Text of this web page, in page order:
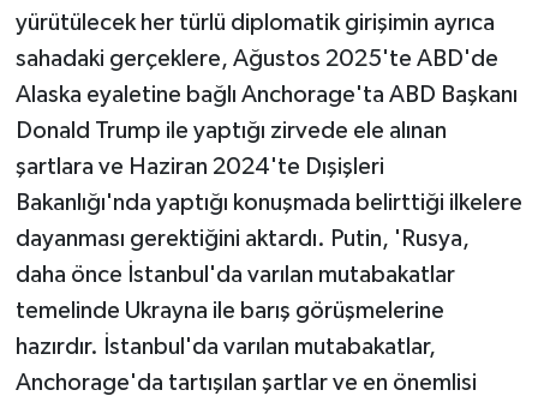
yürütülecek her türlü diplomatik girişimin ayrıca
sahadaki gerçeklere, Ağustos 2025'te ABD'de
Alaska eyaletine bağlı Anchorage'ta ABD Başkanı
Donald Trump ile yaptığı zirvede ele alınan
şartlara ve Haziran 2024'te Dışişleri
Bakanlığı'nda yaptığı konuşmada belirttiği ilkelere
dayanması gerektiğini aktardı. Putin, 'Rusya,
daha önce İstanbul'da varılan mutabakatlar
temelinde Ukrayna ile barış görüşmelerine
hazırdır. İstanbul'da varılan mutabakatlar,
Anchorage'da tartışılan şartlar ve en önemlisi